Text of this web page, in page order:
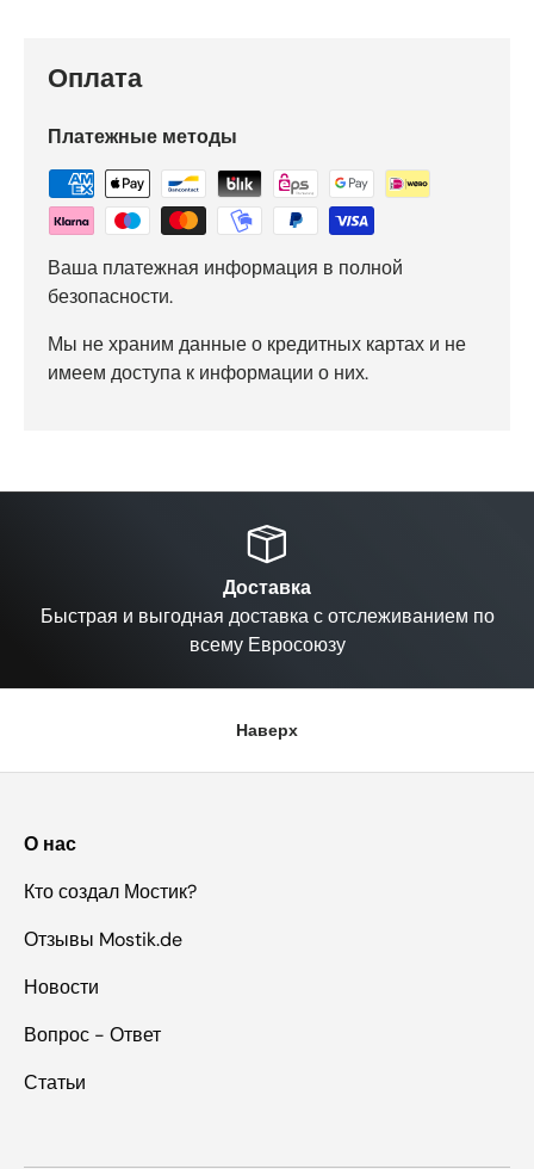
Оплата
Платежные методы
Ваша платежная информация в полной
безопасности.
Мы не храним данные о кредитных картах и не
имеем доступа к информации о них.
Доставка
Быстрая и выгодная доставка с отслеживанием по
всему Евросоюзу
Наверх
О нас
Кто создал Мостик?
Отзывы Mostik.de
Новости
Вопрос - Ответ
Статьи